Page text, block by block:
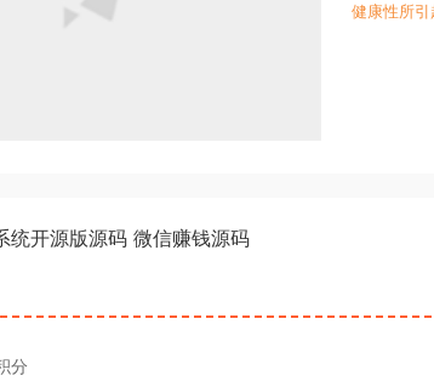
健康性所引
统开源版源码 微信赚钱源码
分